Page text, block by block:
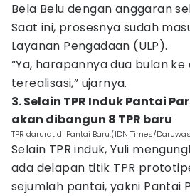
Bela Belu dengan anggaran
Saat ini, prosesnya sudah
Layanan Pengadaan (ULP).
“Ya, harapannya dua bulan
terealisasi,” ujarnya.
3. Selain TPR Induk Pantai
akan dibangun 8 TPR baru
TPR darurat di Pantai Baru.(IDN Times/
Selain TPR induk, Yuli
ada delapan titik TPR
sejumlah pantai, yakni Pantai